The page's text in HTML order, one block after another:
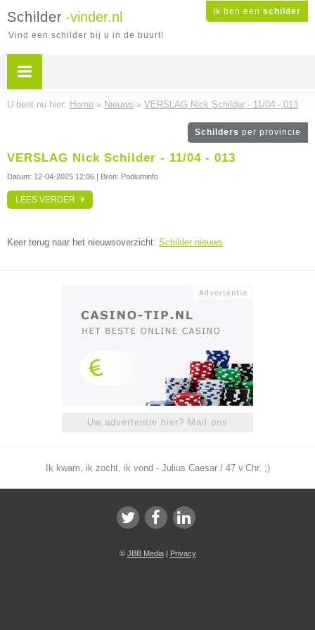
Ik ben een schilder
Schilder -vinder.nl
Vind een schilder bij u in de buurt!
U bent nu hier: Home » Nieuws » VERSLAG Nick Schilder - 11/04 - 013
Schilders per provincie
VERSLAG Nick Schilder - 11/04 - 013
Datum: 12-04-2025 12:06 | Bron: Podiuminfo
LEES VERDER
Keer terug naar het nieuwsoverzicht: Schilder nieuws
Uw advertentie hier? Mail ons
Ik kwam, ik zocht, ik vond - Julius Caesar / 47 v.Chr. ;)
© JBB Media| Privacy